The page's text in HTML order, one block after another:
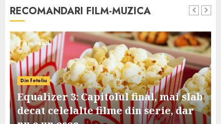
RECOMANDARI FILM-MUZICA
3 min read
Din fotoliu
Equalizer 3: Capitolul final, mai slab
decat celelalte filme din serie, dar